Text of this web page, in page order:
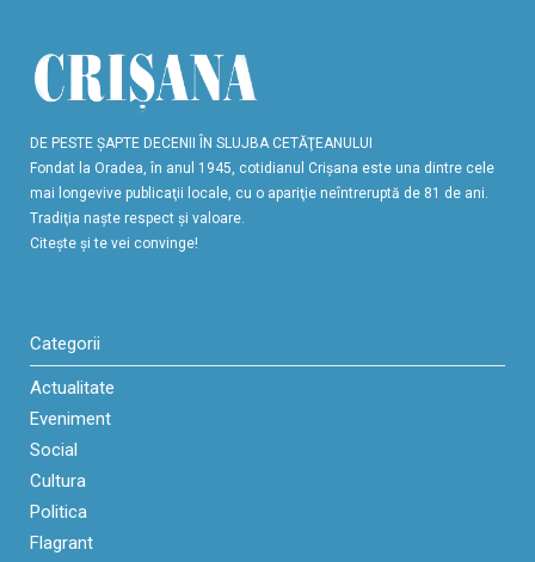
DE PESTE ŞAPTE DECENII ÎN SLUJBA CETĂŢEANULUI
Fondat la Oradea, în anul 1945, cotidianul Crişana este una dintre cele
mai longevive publicaţii locale, cu o apariţie neîntreruptă de 81 de ani.
Tradiţia naşte respect şi valoare.
Citeşte şi te vei convinge!
Categorii
Actualitate
Eveniment
Social
Cultura
Politica
Flagrant